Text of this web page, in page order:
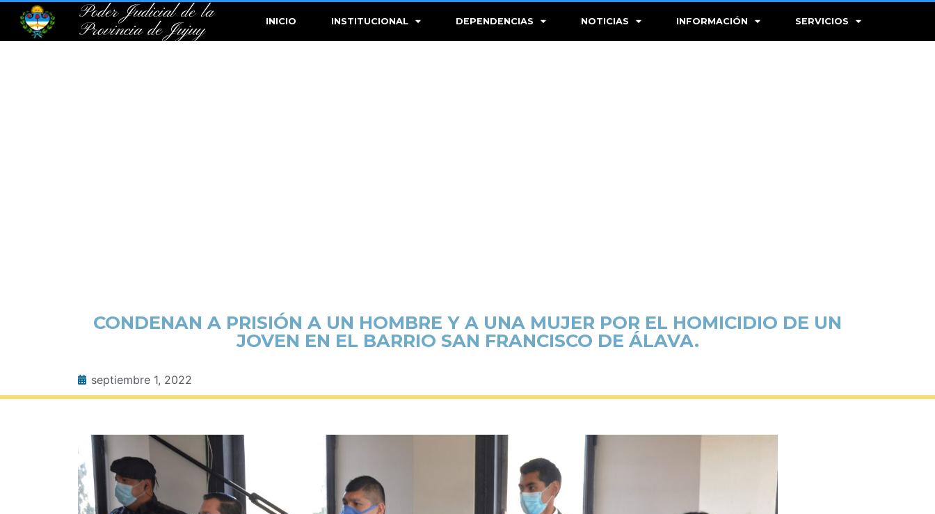
Poder Judicial de la
Provincia de Jujuy
INICIO INSTITUCIONAL DEPENDENCIAS NOTICIAS INFORMACIÓN SERVICIOS
CONDENAN A PRISIÓN A UN HOMBRE Y A UNA MUJER POR EL HOMICIDIO DE UN
JOVEN EN EL BARRIO SAN FRANCISCO DE ÁLAVA.
septiembre 1, 2022